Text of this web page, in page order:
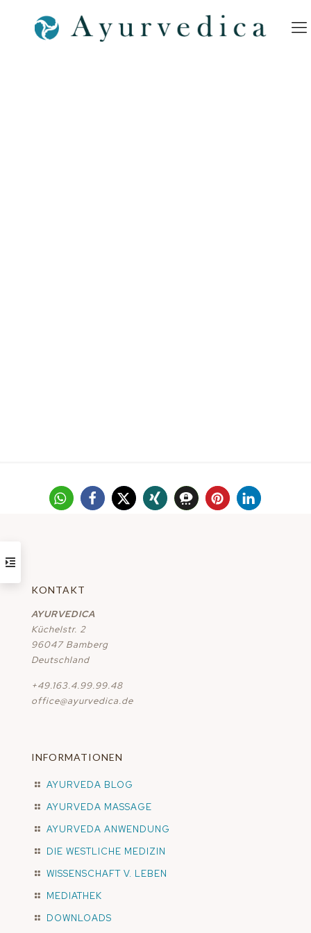
KONTAKT
AYURVEDICA
Küchelstr. 2
96047 Bamberg
Deutschland
+49.163.4.99.99.48
office@ayurvedica.de
INFORMATIONEN
AYURVEDA BLOG
AYURVEDA MASSAGE
AYURVEDA ANWENDUNG
DIE WESTLICHE MEDIZIN
WISSENSCHAFT V. LEBEN
MEDIATHEK
DOWNLOADS